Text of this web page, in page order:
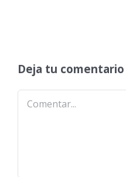
Deja tu comentario
Comentar